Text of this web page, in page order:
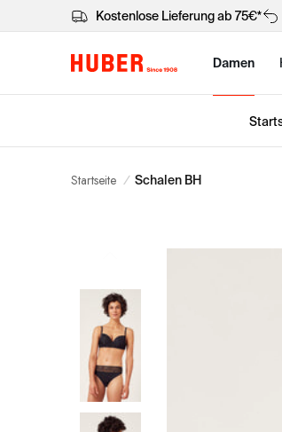
Kostenlose Lieferung ab 75€*
Damen
Startseite / Schalen BH